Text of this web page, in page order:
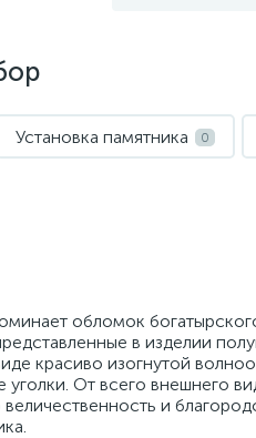
Установка памятника 0
обломок
в изделии
красиво изогнутой
От всего внешнего
и